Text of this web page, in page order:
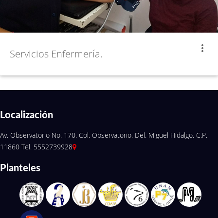
Servicios Enfermería. more_vert
Localización
Av. Observatorio No. 170. Col. Observatorio. Del. Miguel Hidalgo. C.P.
11860 Tel. 5552739928
Planteles